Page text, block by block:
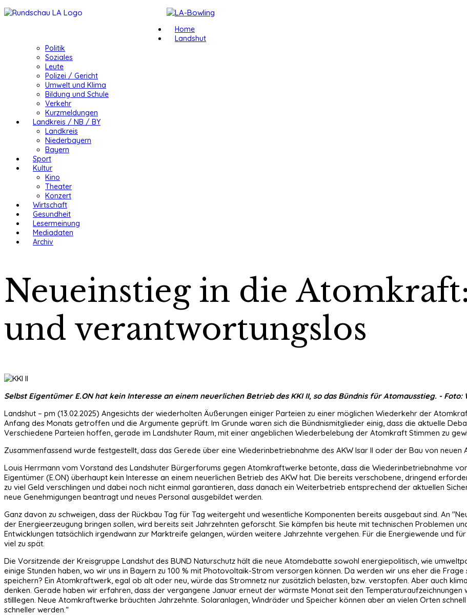
Home
Landshut
Politik
Soziales
Leute
Polizei / Gericht
Umwelt und Klima
Bildung und Schule
Verkehr
Kurzmeldungen
Landkreis / NB / BY
Landkreis
Niederbayern
Bayern
Sport
Kultur
Kino
Theater
Konzert
Wirtschaft
Gesundheit
Lesermeinung
Mediadaten
Archiv
Neueinstieg in die
und verantwortungslos
Selbst Eigentümer E.ON hat kein Interesse an einem neuerlichen Betrieb des KKI II, so das Bündnis für Atomausstieg. - Foto:
Landshut – pm (13.02.2025) Angesichts der wiederholten Äußerungen einiger Parteien zu einer möglichen Wiederkehr der
Anfang des Monats getroffen und die Argumente geprüft. Im Grunde waren sich die Bündnismitglieder einig, dass die aktuelle
Verschiedene Parteien hoffen, gerade im Landshuter Raum, mit einer angeblichen Wiederbelebung der Atomkraft Stimmen zu
Zusammenfassend wurde festgestellt, dass das Gerede über eine Wiederinbetriebnahme des AKW Isar II oder der Bau von
Louis Herrmann vom Vorstand des Landshuter Bürgerforums gegen Atomkraftwerke betonte, dass die Wiederinbetriebnahme
Eigentümer (E.ON) überhaupt kein Interesse an einem neuerlichen Betrieb des AKW hat. Die bereits verschobene, dringend
zu viel Geld verschlingen und dabei noch nicht einmal garantieren, dass danach ein Weiterbetrieb entsprechend der aktuellen
neue Genehmigungen beantragt und neues Personal ausgebildet werden.
Ganz davon zu schweigen, dass der Rückbau Tag für Tag weitergeht und wesentliche Komponenten bereits ausgebaut sind. An
der Energieerzeugung bringen sollen, wird bereits seit Jahrzehnten geforscht. Sie kämpfen bis heute mit technischen Problemen
Entwicklungen tatsächlich irgendwann zur Marktreife gelangen, würden weitere Jahrzehnte vergehen. Für die Energiewende und
viel zu spät.
Die Vorsitzende der Kreisgruppe Landshut des BUND Naturschutz hält die neue Atomdebatte sowohl energiepolitisch, wie
einige Stunden haben, wo wir uns in Bayern zu 100 % mit Photovoltaik-Strom versorgen können. Da werden wir uns eher die
speichern? Ein Atomkraftwerk, egal ob alt oder neu, würde das Stromnetz nur zusätzlich belasten, bzw. verstopfen. Aber auch
denken. Gerade haben wir erfahren, dass der vergangene Januar erneut der wärmste Monat seit den Temperaturaufzeichnungen
stilllegen. Neue Atomkraftwerke bräuchten Jahrzehnte. Solaranlagen, Windräder und Speicher können aber an vielen Orten
schneller werden.“